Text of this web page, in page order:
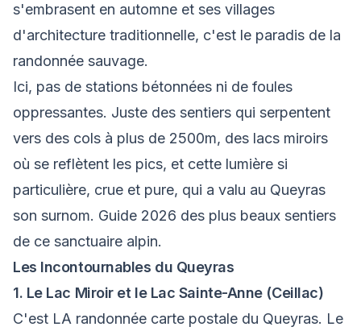
Contact
s'embrasent en automne et ses villages
d'architecture traditionnelle, c'est le paradis de la
randonnée sauvage.
Ici, pas de stations bétonnées ni de foules
oppressantes. Juste des sentiers qui serpentent
vers des cols à plus de 2500m, des lacs miroirs
où se reflètent les pics, et cette lumière si
particulière, crue et pure, qui a valu au Queyras
son surnom. Guide 2026 des plus beaux sentiers
de ce sanctuaire alpin.
Les Incontournables du Queyras
1. Le Lac Miroir et le Lac Sainte-Anne (Ceillac)
C'est LA randonnée carte postale du Queyras. Le